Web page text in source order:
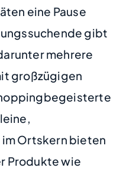
eine Pause
gibt
mehrere
großzügigen
Ortskern bieten
Produkte wie